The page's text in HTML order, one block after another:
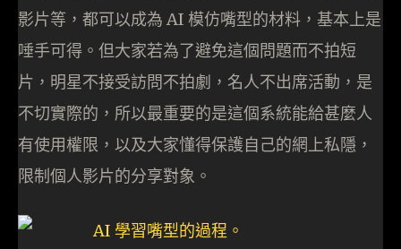
影片等，都可以成為 AI 模仿嘴型的材料，基本上是
唾手可得。但大家若為了避免這個問題而不拍短
片，明星不接受訪問不拍劇，名人不出席活動，是
不切實際的，所以最重要的是這個系統能給甚麼人
有使用權限，以及大家懂得保護自己的網上私隱，
限制個人影片的分享對象。